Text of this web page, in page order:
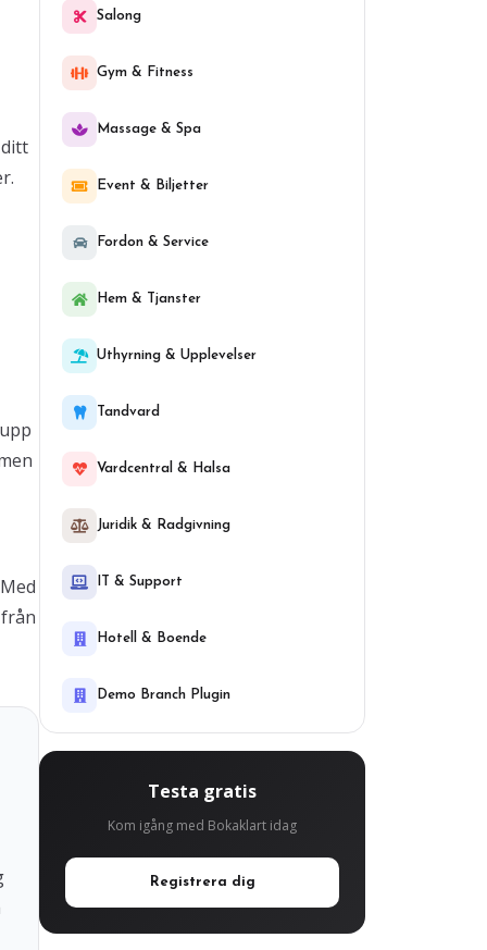
Salong
Gym & Fitness
Massage & Spa
Event & Biljetter
Fordon & Service
Hem & Tjanster
Uthyrning & Upplevelser
Tandvard
Vardcentral & Halsa
Juridik & Radgivning
IT & Support
Hotell & Boende
Demo Branch Plugin
Testa gratis
Kom igång med Bokaklart idag
Registrera dig